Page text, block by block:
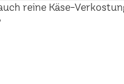
reine Käse-